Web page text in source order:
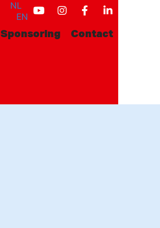
NL
EN
Sponsoring Contact